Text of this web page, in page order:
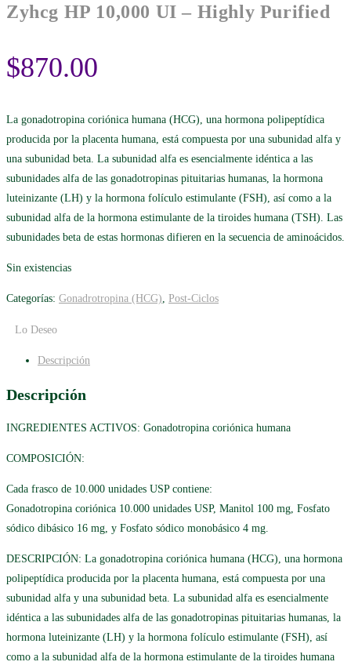
Zyhcg HP 10,000 UI – Highly Purified
$870.00
La gonadotropina coriónica humana (HCG), una hormona polipeptídica
producida por la placenta humana, está compuesta por una subunidad alfa y
una subunidad beta. La subunidad alfa es esencialmente idéntica a las
subunidades alfa de las gonadotropinas pituitarias humanas, la hormona
luteinizante (LH) y la hormona folículo estimulante (FSH), así como a la
subunidad alfa de la hormona estimulante de la tiroides humana (TSH). Las
subunidades beta de estas hormonas difieren en la secuencia de aminoácidos.
Sin existencias
Categorías: Gonadrotropina (HCG) Post-Ciclos
Lo Deseo
Descripción
Descripción
INGREDIENTES ACTIVOS: Gonadotropina coriónica humana
COMPOSICIÓN:
Cada frasco de 10.000 unidades USP contiene:
Gonadotropina coriónica 10.000 unidades USP, Manitol 100 mg, Fosfato
sódico dibásico 16 mg, y Fosfato sódico monobásico 4 mg.
DESCRIPCIÓN: La gonadotropina coriónica humana (HCG), una hormona
polipeptídica producida por la placenta humana, está compuesta por una
subunidad alfa y una subunidad beta. La subunidad alfa es esencialmente
idéntica a las subunidades alfa de las gonadotropinas pituitarias humanas, la
hormona luteinizante (LH) y la hormona folículo estimulante (FSH), así
como a la subunidad alfa de la hormona estimulante de la tiroides humana